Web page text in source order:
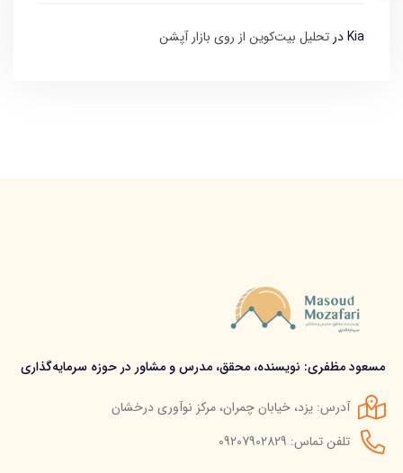
Kiaدرتحلیل بیت‌کوین از روی بازار آپشن
مسعود مظفری: نویسنده، محقق، مدرس و مشاور در حوزه سرمایه‌گذاری
آدرس: یزد، خیابان چمران، مرکز نوآوری درخشان
تلفن تماس: 09207902829